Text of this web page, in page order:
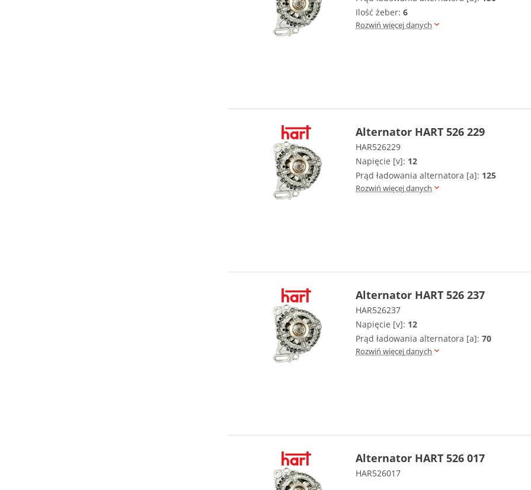
Ilość żeber: 6
Rozwiń więcej danych
Alternator HART 526 229
HAR526229
Napięcie [v]: 12
Prąd ładowania alternatora [a]: 125
Rozwiń więcej danych
Alternator HART 526 237
HAR526237
Napięcie [v]: 12
Prąd ładowania alternatora [a]: 70
Rozwiń więcej danych
Alternator HART 526 017
HAR526017